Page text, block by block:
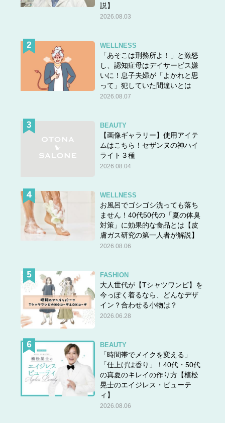
説】
2026.08.03
WELLNESS
「あそこは刑務所よ！」と激怒
し、認知症母はデイサービス嫌
いに！息子夫婦が「よかれと思
って」犯していた間違いとは
2026.08.07
BEAUTY
【画像ギャラリー】使用アイテ
ムはこちら！セザンヌの神ハイ
ライト３種
2026.08.04
WELLNESS
お風呂でゴシゴシ洗っても落ち
ません！40代50代の「夏の体臭
対策」に効果的な食品とは【皮
膚ガス研究の第一人者が解説】
2026.08.06
FASHION
大人世代が【Tシャツワンピ】を
今っぽく着るなら、どんなデザ
イン？合わせる小物は？
2026.06.28
BEAUTY
「時間帯でメイクを変える」
「仕上げは香り」！40代・50代
の真夏のキレイの作り方【植松
晃士のエイジレス・ビューテ
ィ】
2026.08.06